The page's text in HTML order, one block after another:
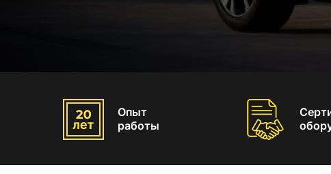
Опыт
работы